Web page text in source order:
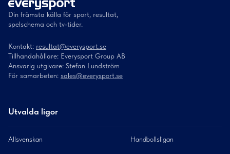
Din främsta källa för sport, resultat,
spelschema och tv-tider.
Kontakt: resultat@everysport.se
Tillhandahållare: Everysport Group AB
Ansvarig utgivare: Stefan Lundström
För samarbeten: sales@everysport.se
Utvalda ligor
Allsvenskan Handbollsligan